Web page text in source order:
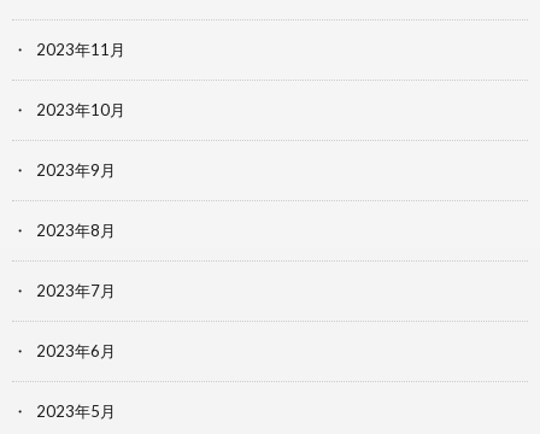
2023年11月
2023年10月
2023年9月
2023年8月
2023年7月
2023年6月
2023年5月